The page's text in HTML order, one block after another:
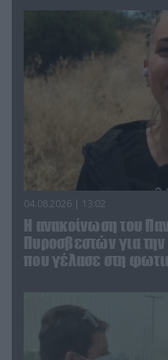
04.08.2026 | 13:02
Η ανακοίνωση του
Πυροσβεστών για
που γέλασε στη